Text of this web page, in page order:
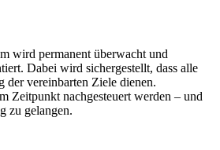
wird permanent überwacht und
Dabei wird sichergestellt, dass alle
der vereinbarten Ziele dienen.
Zeitpunkt nachgesteuert werden – und
zu gelangen.